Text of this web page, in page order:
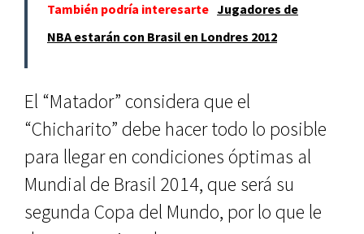
También podría interesarte Jugadores de
NBA estarán con Brasil en Londres 2012
El “Matador” considera que el
“Chicharito” debe hacer todo lo posible
para llegar en condiciones óptimas al
Mundial de Brasil 2014, que será su
segunda Copa del Mundo, por lo que le